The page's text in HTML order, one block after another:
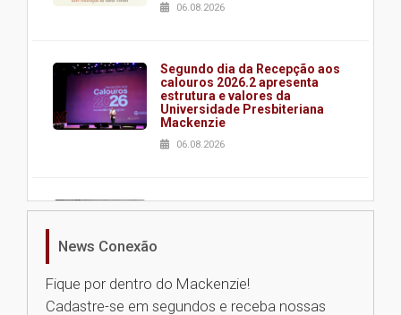
06.08.2026
Segundo dia da Recepção aos
calouros 2026.2 apresenta
estrutura e valores da
Universidade Presbiteriana
Mackenzie
06.08.2026
Nova apresentação do Centro
News Conexão
Fique por dentro do Mackenzie!
Cadastre-se em segundos e receba nossas